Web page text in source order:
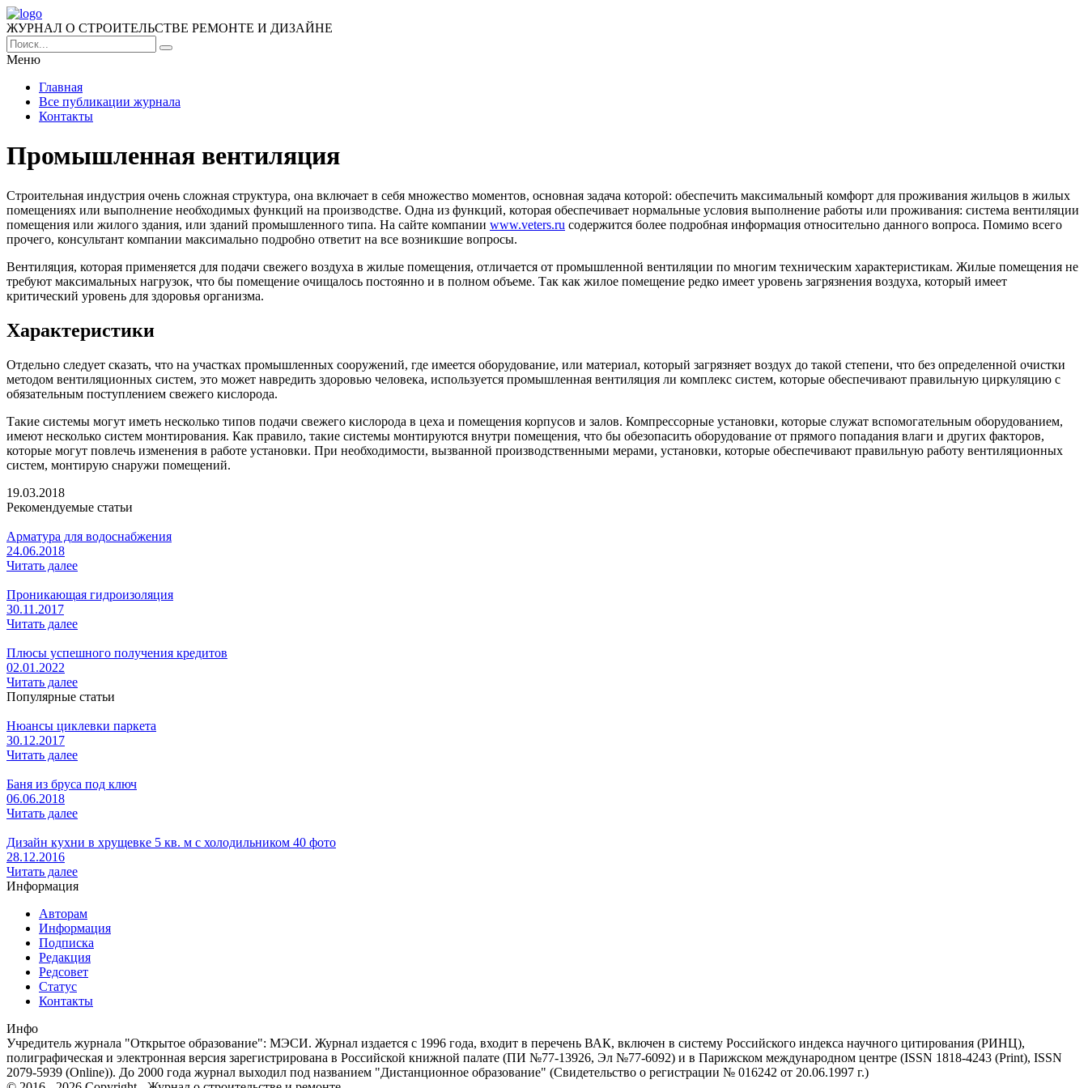
ЖУРНАЛ О СТРОИТЕЛЬСТВЕ РЕМОНТЕ И ДИЗАЙНЕ
Меню
Главная
Все публикации журнала
Контакты
Промышленная вентиляция
Строительная индустрия очень сложная структура, она включает в себя множество моментов, основная задача которой: обеспечить максимальный комфорт для проживания жильцов в жилых
помещениях или выполнение необходимых функций на производстве. Одна из функций, которая обеспечивает нормальные условия выполнение работы или проживания: система вентиляции
помещения или жилого здания, или зданий промышленного типа. На сайте компании www.veters.ru содержится более подробная информация относительно данного вопроса. Помимо всего
прочего, консультант компании максимально подробно ответит на все возникшие вопросы.
Вентиляция, которая применяется для подачи свежего воздуха в жилые помещения, отличается от промышленной вентиляции по многим техническим характеристикам. Жилые помещения не
требуют максимальных нагрузок, что бы помещение очищалось постоянно и в полном объеме. Так как жилое помещение редко имеет уровень загрязнения воздуха, который имеет
критический уровень для здоровья организма.
Характеристики
Отдельно следует сказать, что на участках промышленных сооружений, где имеется оборудование, или материал, который загрязняет воздух до такой степени, что без определенной очистки
методом вентиляционных систем, это может навредить здоровью человека, используется промышленная вентиляция ли комплекс систем, которые обеспечивают правильную циркуляцию с
обязательным поступлением свежего кислорода.
Такие системы могут иметь несколько типов подачи свежего кислорода в цеха и помещения корпусов и залов. Компрессорные установки, которые служат вспомогательным оборудованием,
имеют несколько систем монтирования. Как правило, такие системы монтируются внутри помещения, что бы обезопасить оборудование от прямого попадания влаги и других факторов,
которые могут повлечь изменения в работе установки. При необходимости, вызванной производственными мерами, установки, которые обеспечивают правильную работу вентиляционных
систем, монтирую снаружи помещений.
19.03.2018
Рекомендуемые статьи
Арматура для водоснабжения
24.06.2018
Читать далее
Проникающая гидроизоляция
30.11.2017
Читать далее
Плюсы успешного получения кредитов
02.01.2022
Читать далее
Популярные статьи
Нюансы циклевки паркета
30.12.2017
Читать далее
Баня из бруса под ключ
06.06.2018
Читать далее
Дизайн кухни в хрущевке 5 кв. м с холодильником 40 фото
28.12.2016
Читать далее
Информация
Авторам
Информация
Подписка
Редакция
Редсовет
Статус
Контакты
Инфо
Учредитель журнала "Открытое образование": МЭСИ. Журнал издается с 1996 года, входит в перечень ВАК, включен в систему Российского индекса научного цитирования (РИНЦ),
полиграфическая и электронная версия зарегистрирована в Российской книжной палате (ПИ №77-13926, Эл №77-6092) и в Парижском международном центре (ISSN 1818-4243 (Print), ISSN
2079-5939 (Online)). До 2000 года журнал выходил под названием "Дистанционное образование" (Свидетельство о регистрации № 016242 от 20.06.1997 г.)